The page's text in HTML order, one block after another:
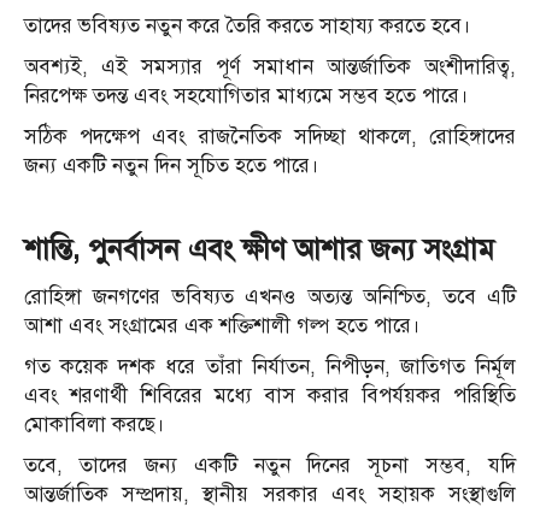
তাদের ভবিষ্যত নতুন করে তৈরি করতে সাহায্য করতে হবে।
অবশ্যই, এই সমস্যার পূর্ণ সমাধান আন্তর্জাতিক অংশীদারিত্ব,
নিরপেক্ষ তদন্ত এবং সহযোগিতার মাধ্যমে সম্ভব হতে পারে।
সঠিক পদক্ষেপ এবং রাজনৈতিক সদিচ্ছা থাকলে, রোহিঙ্গাদের
জন্য একটি নতুন দিন সূচিত হতে পারে।
শান্তি, পুনর্বাসন এবং ক্ষীণ আশার জন্য সংগ্রাম
রোহিঙ্গা জনগণের ভবিষ্যত এখনও অত্যন্ত অনিশ্চিত, তবে এটি
আশা এবং সংগ্রামের এক শক্তিশালী গল্প হতে পারে।
গত কয়েক দশক ধরে তাঁরা নির্যাতন, নিপীড়ন, জাতিগত নির্মূল
এবং শরণার্থী শিবিরের মধ্যে বাস করার বিপর্যয়কর পরিস্থিতি
মোকাবিলা করছে।
তবে, তাদের জন্য একটি নতুন দিনের সূচনা সম্ভব, যদি
আন্তর্জাতিক সম্প্রদায়, স্থানীয় সরকার এবং সহায়ক সংস্থাগুলি